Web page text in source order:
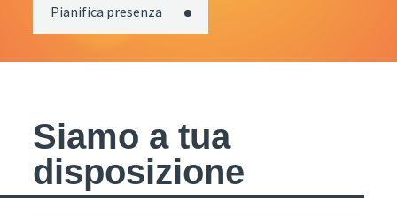
Pianifica presenza
Siamo a tua
disposizione